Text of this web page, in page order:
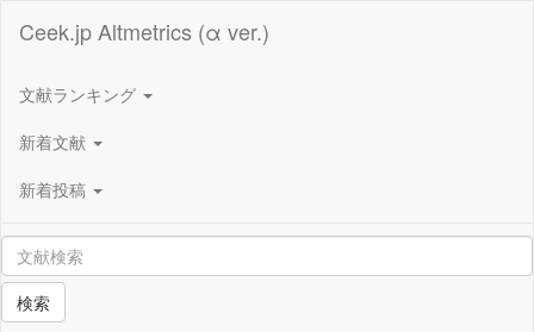
Ceek.jp Altmetrics (α ver.)
文献ランキング
新着文献
新着投稿
検索